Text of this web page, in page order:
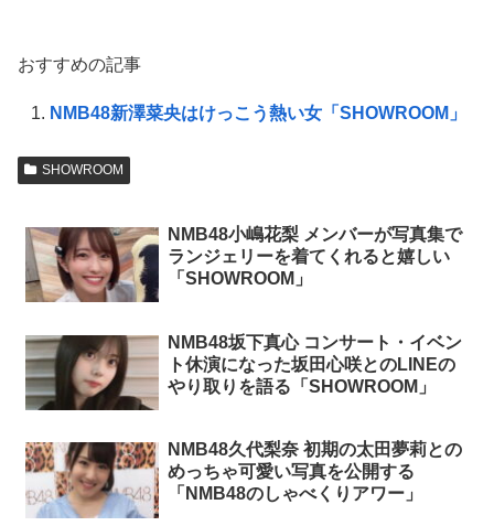
おすすめの記事
NMB48新澤菜央はけっこう熱い女「SHOWROOM」
SHOWROOM
NMB48小嶋花梨 メンバーが写真集で
ランジェリーを着てくれると嬉しい
「SHOWROOM」
NMB48坂下真心 コンサート・イベン
ト休演になった坂田心咲とのLINEの
やり取りを語る「SHOWROOM」
NMB48久代梨奈 初期の太田夢莉との
めっちゃ可愛い写真を公開する
「NMB48のしゃべくりアワー」